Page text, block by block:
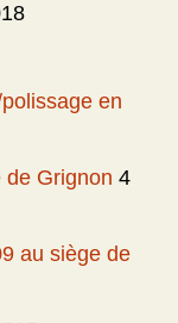
en
de Grignon 4
au siège de